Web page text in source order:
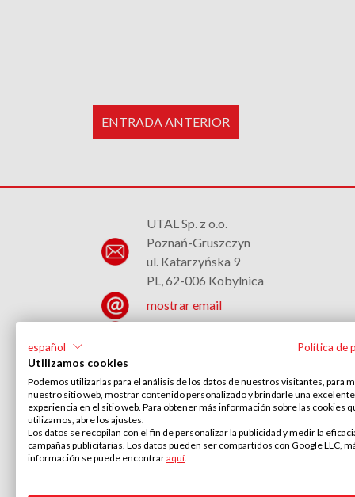
ENTRADA ANTERIOR
UTAL Sp. z o.o.
Poznań-Gruszczyn
ul. Katarzyńska 9
PL, 62-006 Kobylnica
mostrar email
Vacaciones/días libres
español
Política de
Utilizamos cookies
Podemos utilizarlas para el análisis de los datos de nuestros visitantes, para
nuestro sitio web, mostrar contenido personalizado y brindarle una excelente
experiencia en el sitio web. Para obtener más información sobre las cookies
utilizamos, abre los ajustes.
Los datos se recopilan con el fin de personalizar la publicidad y medir la
campañas publicitarias. Los datos pueden ser compartidos con Google LLC,
información se puede encontraraquí.